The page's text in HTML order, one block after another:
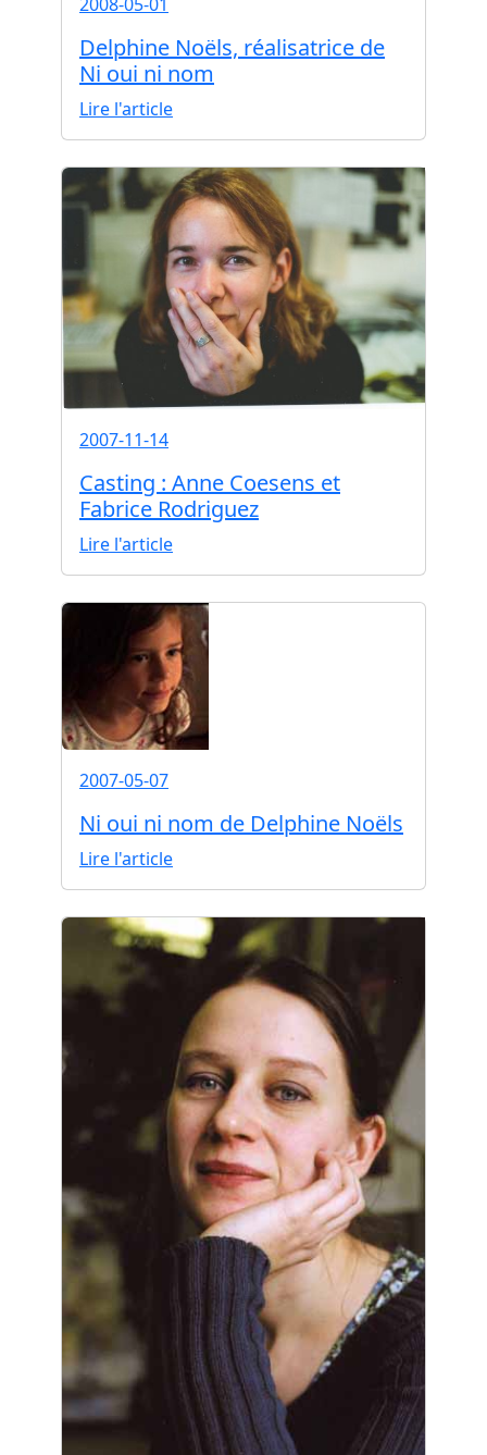
Delphine Noëls, réalisatrice de
Ni oui ni nom
Lire l'article
2007-11-14
Casting : Anne Coesens et
Fabrice Rodriguez
Lire l'article
2007-05-07
Ni oui ni nom de Delphine Noëls
Lire l'article